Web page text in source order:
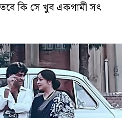
কি সে খুব একগামী সৎ